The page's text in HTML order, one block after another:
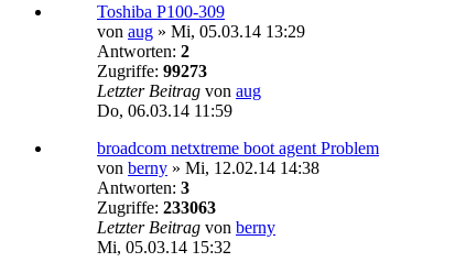
Toshiba P100-309
von aug » Mi, 05.03.14 13:29
Antworten: 2
Zugriffe: 99273
Letzter Beitrag von aug
Do, 06.03.14 11:59
broadcom netxtreme boot agent Problem
von berny » Mi, 12.02.14 14:38
Antworten: 3
Zugriffe: 233063
Letzter Beitrag von berny
Mi, 05.03.14 15:32